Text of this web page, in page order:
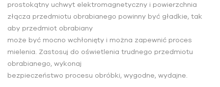
prostokątny uchwyt elektromagnetyczny i powierzchnia
złącza przedmiotu obrabianego powinny być gładkie, tak
aby przedmiot obrabiany
może być mocno wchłonięty i można zapewnić proces
mielenia. Zastosuj do oświetlenia trudnego przedmiotu
obrabianego, wykonaj
bezpieczeństwo procesu obróbki, wygodne, wydajne.